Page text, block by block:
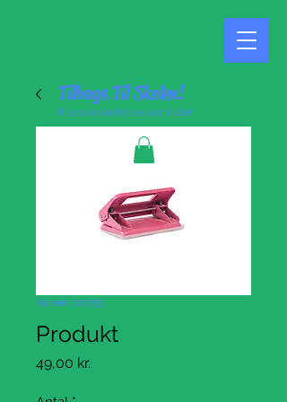
Tilbage Til Skolen!
Klasseværelsesartikler
Varenr.: 00033
Produkt
49,00 kr.